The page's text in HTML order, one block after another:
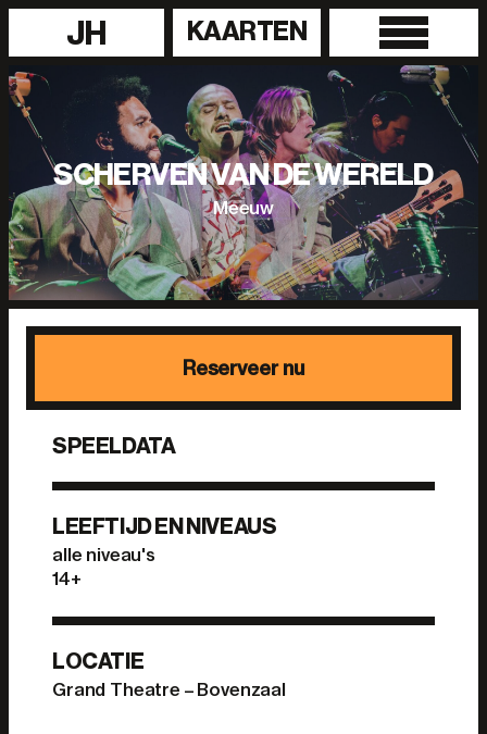
JH KAARTEN
SCHERVEN VAN DE WERELD
Meeuw
Reserveer nu
SPEELDATA
LEEFTIJD EN NIVEAUS
alle niveau's
14+
LOCATIE
Grand Theatre – Bovenzaal